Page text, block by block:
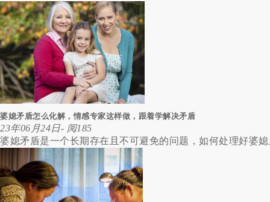
婆媳矛盾怎么化解，情感专家这样做，跟着学解决矛盾
23年06月24日- 阅185
婆媳矛盾是一个长期存在且不可避免的问题，如何处理好婆